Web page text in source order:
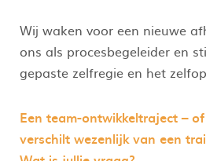
Wij waken voor een nieuwe
ons als procesbegeleider en
gepaste zelfregie en het
Een team-ontwikkeltraject –
verschilt wezenlijk van een